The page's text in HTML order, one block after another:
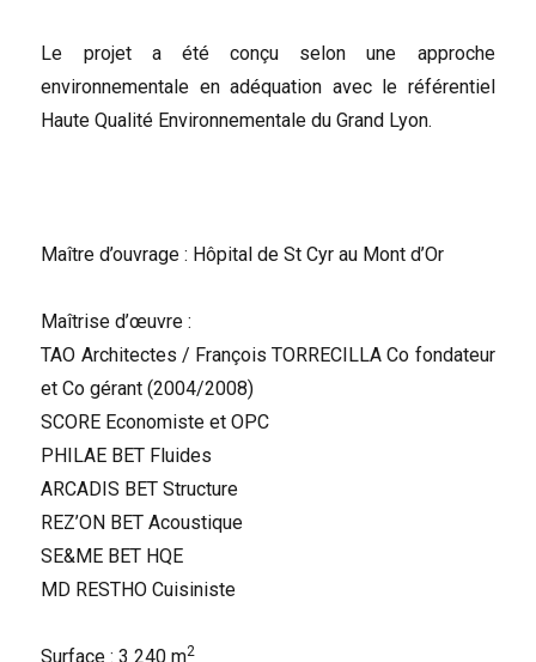
Le projet a été conçu selon une approche
environnementale en adéquation avec le référentiel
Haute Qualité Environnementale du Grand Lyon.
Maître d’ouvrage : Hôpital de St Cyr au Mont d’Or
Maîtrise d’œuvre :
TAO Architectes / François TORRECILLA Co fondateur
et Co gérant (2004/2008)
SCORE Economiste et OPC
PHILAE BET Fluides
ARCADIS BET Structure
REZ’ON BET Acoustique
SE&ME BET HQE
MD RESTHO Cuisiniste
Surface : 3 240 m2